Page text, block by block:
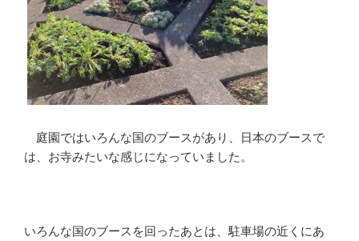
庭園ではいろんな国のブースがあり、日本のブースで
は、お寺みたいな感じになっていました。
いろんな国のブースを回ったあとは、駐車場の近くにあ